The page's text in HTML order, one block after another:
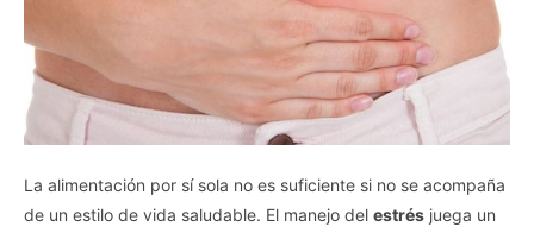
La alimentación por sí sola no es suficiente si no se acompaña
de un estilo de vida saludable. El manejo del estrés juega un